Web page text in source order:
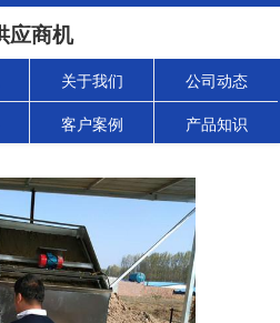
应商机
关于我们 公司动态
客户案例 产品知识